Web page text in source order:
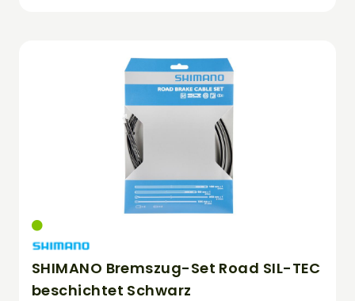
SHIMANO Bremszug-Set Road SIL-TEC
beschichtet Schwarz